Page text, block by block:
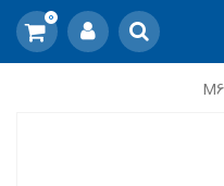
0